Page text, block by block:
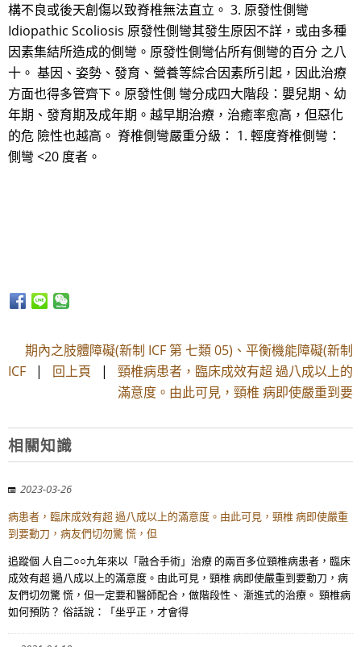
構不良或後天創傷以致脊椎無法直立。 3. 原發性側彎
Idiopathic Scoliosis 原發性側彎其發生原因不詳，或由多種
因素集結所造成的側彎。原發性側彎佔所有側彎的百分 之八
十。 基因、姿勢、發育、營養等綜合因素所引起，因此治療
方面也得多管齊下。原發性側 彎分成四大階段：嬰兒期、幼
年期、發育期及成年期。越早期治療，治癒率愈高，但惡化
的危 險性也越高。 脊椎側彎嚴重分級： 1. 輕度脊椎側彎：
側彎 <20 度者。
期內之肢體障礙(新制 ICF 第 七類 05)、平衡機能障礙(新制
ICF
| 回上頁 | 頸椎病患者，臨床成效有超 過八成以上的
滿意度。由此可見，頸椎 病即使嚴重到要
相關知識
2023-03-26
病患者，臨床成效有超 過八成以上的滿意度。由此可見，頸椎 病即使嚴重
到要動刀，病友們切勿驚 慌，但
追蹤個 人自二○○九年來以「融合手術」治療 的兩百多位頸椎病患者，臨床
成效有超 過八成以上的滿意度。由此可見，頸椎 病即使嚴重到要動刀，病
友們切勿驚 慌，但一定要和醫師配合，做階段性、 漸進式的治療。 頸椎病
如何預防？ 俗話說：「坐乎正，才會得